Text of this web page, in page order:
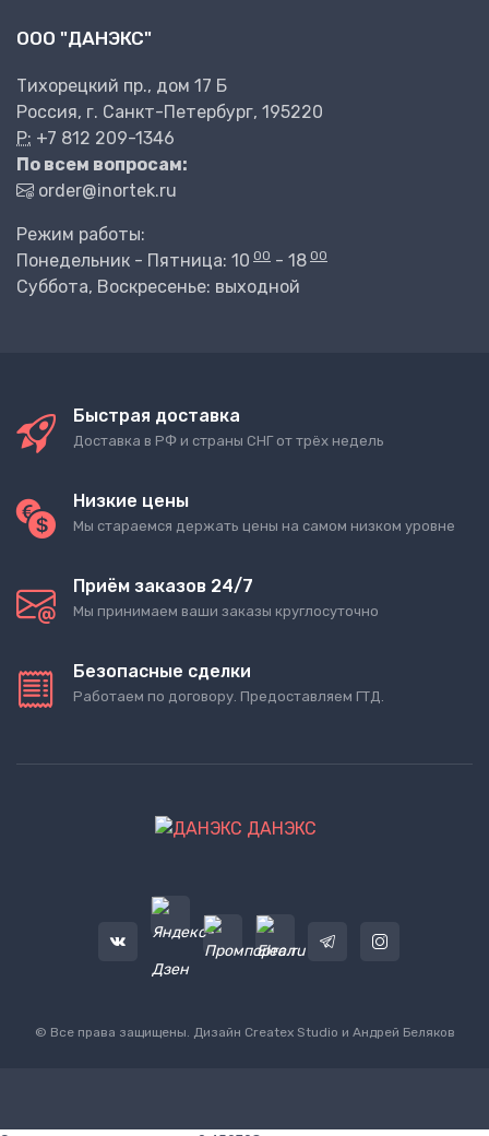
ООО "ДАНЭКС"
Тихорецкий пр., дом 17 Б
Россия, г. Санкт-Петербург, 195220
P: +7 812 209-1346
По всем вопросам:
order@inortek.ru
Режим работы:
Понедельник - Пятница: 10 00 - 18 00
Суббота, Воскресенье: выходной
Быстрая доставка
Доставка в РФ и страны СНГ от трёх недель
Низкие цены
Мы стараемся держать цены на самом низком уровне
Приём заказов 24/7
Мы принимаем ваши заказы круглосуточно
Безопасные сделки
Работаем по договору. Предоставляем ГТД.
ДАНЭКС
© Все права защищены. Дизайн Createx Studio и Андрей Беляков